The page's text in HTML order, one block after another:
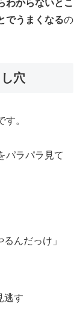
わからないとこ
でうまくなるの
穴
す。
パラパラ見て
んだっけ」
逃す